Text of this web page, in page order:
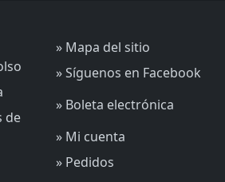
de
» Mapa del sitio
» Síguenos en Facebook
» Boleta electrónica
» Mi cuenta
» Pedidos